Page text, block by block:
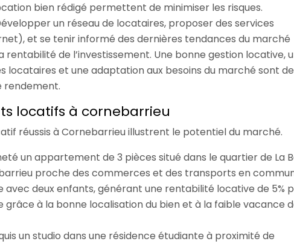
bien rédigé permettent de minimiser les risques.
un réseau de locataires, proposer des services
et se tenir informé des dernières tendances du marché
de l’investissement. Une bonne gestion locative,
locataires et une adaptation aux besoins du marché sont
rendement.
locatifs à cornebarrieu
réussis à Cornebarrieu illustrent le potentiel du marché.
un appartement de 3 pièces situé dans le quartier de La
proche des commerces et des transports en
avec deux enfants, générant une rentabilité locative de 5%
grâce à la bonne localisation du bien et à la faible vacance
un studio dans une résidence étudiante à proximité de